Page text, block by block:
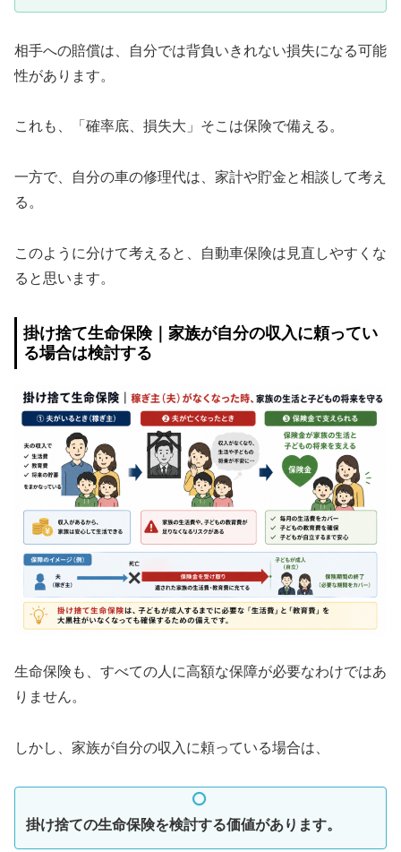
相手への賠償は、自分では背負いきれない損失になる可能
性があります。
これも、「確率底、損失大」そこは保険で備える。
一方で、自分の車の修理代は、家計や貯金と相談して考え
る。
このように分けて考えると、自動車保険は見直しやすくな
ると思います。
掛け捨て生命保険｜家族が自分の収入に頼ってい
る場合は検討する
生命保険も、すべての人に高額な保障が必要なわけではあ
りません。
しかし、家族が自分の収入に頼っている場合は、
掛け捨ての生命保険を検討する価値があります。